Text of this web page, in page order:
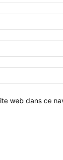
web dans ce